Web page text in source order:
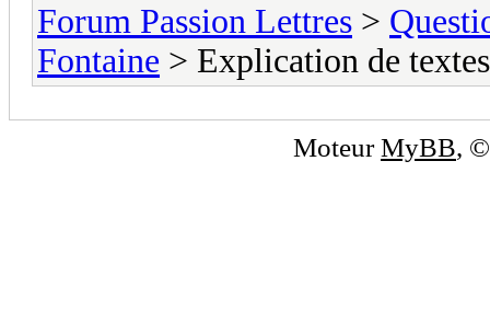
Forum Passion Lettres >
Fontaine > Explication de
MoteurMyBB,